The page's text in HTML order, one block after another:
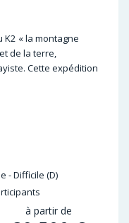
« la montagne
de la terre,
Cette expédition
- Difficile (D)
à partir de